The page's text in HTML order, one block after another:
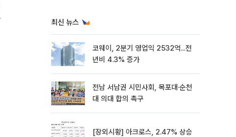
최신 뉴스
코웨이, 2분기 영업익 2532억...전
년비 4.3% 증가
전남 서남권 시민사회, 목포대·순천
대 의대 합의 촉구
[장외시황] 아크로스, 2.47% 상승